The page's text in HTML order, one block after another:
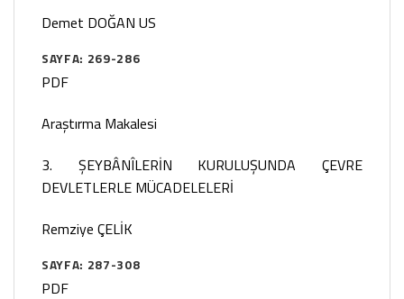
Demet DOĞAN US
SAYFA: 269-286
PDF
Araştırma Makalesi
3. ŞEYBÂNÎLERİN KURULUŞUNDA ÇEVRE
DEVLETLERLE MÜCADELELERİ
Remziye ÇELİK
SAYFA: 287-308
PDF